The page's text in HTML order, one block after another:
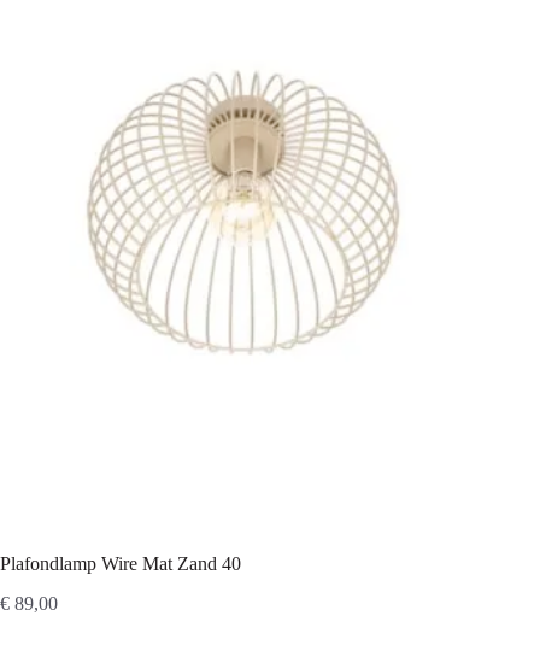
Plafondlamp Wire Mat Zand 40
€ 89,00